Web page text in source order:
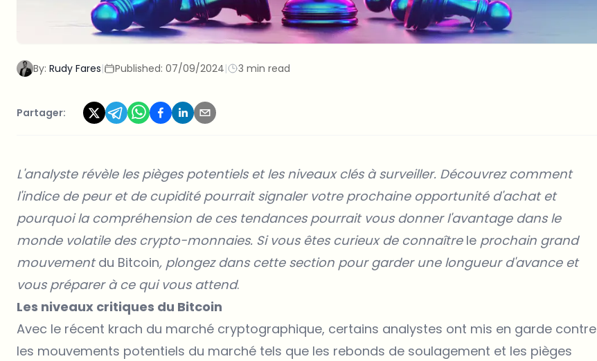
By: Rudy Fares| Published: 07/09/2024| 3 min read
Partager:
L'analyste révèle les pièges potentiels et les niveaux clés à surveiller. Découvrez comment
l'indice de peur et de cupidité pourrait signaler votre prochaine opportunité d'achat et
pourquoi la compréhension de ces tendances pourrait vous donner l'avantage dans le
monde volatile des crypto-monnaies. Si vous êtes curieux de connaître le prochain grand
mouvementdu Bitcoin, plongez dans cette section pour garder une longueur d'avance et
vous préparer à ce qui vous attend.
Les niveaux critiques du Bitcoin
Avec le récent krach du marché cryptographique, certains analystes ont mis en garde contre
les mouvements potentiels du marché tels que les rebonds de soulagement et les pièges